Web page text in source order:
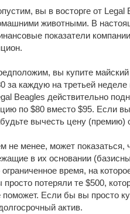
вы в восторге от
животными. В
показатели
вы купите майский
за каждую на третьей
Beagles действительно
по $80 вместо $95. Если
вычесть цену (премию)
не менее, может показаться,
в их основании
ограниченное время, на
просто потеряли те $500,
поможет. Если бы вы просто
актив.